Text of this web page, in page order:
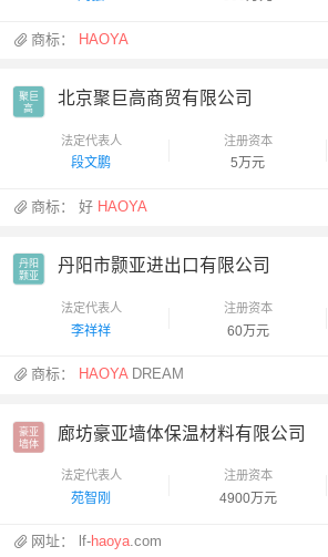
商标： HAOYA
聚巨
高
北京聚巨高商贸有限公司
法定代表人
段文鹏
注册资本
5万元
商标：好 HAOYA
丹阳
颢亚
丹阳市颢亚进出口有限公司
法定代表人
李祥祥
注册资本
60万元
商标： HAOYA DREAM
豪亚
墙体
廊坊豪亚墙体保温材料有限公司
法定代表人
苑智刚
注册资本
4900万元
网址： lf-haoya.com